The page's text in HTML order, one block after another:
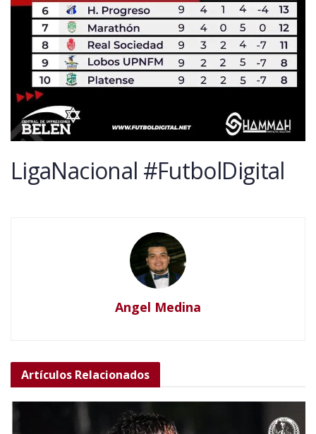
LigaNacional #FutbolDigital
Angel Medina
Artículos Relacionados